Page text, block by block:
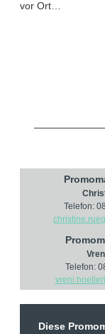
vor Ort…
Telefon:
Telefon:
Diese